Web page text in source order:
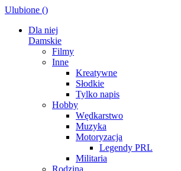
Ulubione ()
Dla niej
Damskie
Filmy
Inne
Kreatywne
Słodkie
Tylko napis
Hobby
Wędkarstwo
Muzyka
Motoryzacja
Legendy PRL
Militaria
Rodzina